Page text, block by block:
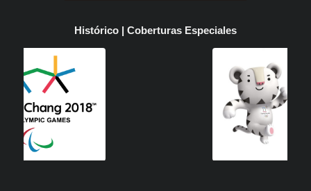
Histórico | Coberturas Especiales